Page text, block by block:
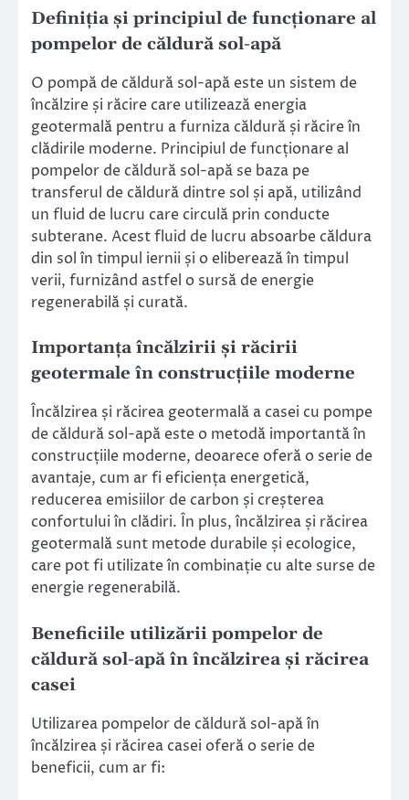
Definiția și principiul de funcționare al
pompelor de căldură sol-apă
O pompă de căldură sol-apă este un sistem de
încălzire și răcire care utilizează energia
geotermală pentru a furniza căldură și răcire în
clădirile moderne. Principiul de funcționare al
pompelor de căldură sol-apă se baza pe
transferul de căldură dintre sol și apă, utilizând
un fluid de lucru care circulă prin conducte
subterane. Acest fluid de lucru absoarbe căldura
din sol în timpul iernii și o eliberează în timpul
verii, furnizând astfel o sursă de energie
regenerabilă și curată.
Importanța încălzirii și răcirii
geotermale în construcțiile moderne
Încălzirea și răcirea geotermală a casei cu pompe
de căldură sol-apă este o metodă importantă în
construcțiile moderne, deoarece oferă o serie de
avantaje, cum ar fi eficiența energetică,
reducerea emisiilor de carbon și creșterea
confortului în clădiri. În plus, încălzirea și răcirea
geotermală sunt metode durabile și ecologice,
care pot fi utilizate în combinație cu alte surse de
energie regenerabilă.
Beneficiile utilizării pompelor de
căldură sol-apă în încălzirea și răcirea
casei
Utilizarea pompelor de căldură sol-apă în
încălzirea și răcirea casei oferă o serie de
beneficii, cum ar fi: